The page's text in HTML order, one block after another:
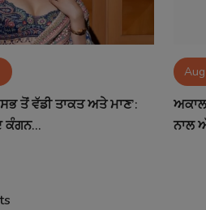
ਤੋਂ ਵੱਡੀ ਤਾਕਤ ਅਤੇ ਮਾਣ’:
ਕੰਗਨ...
ਨਾਲ